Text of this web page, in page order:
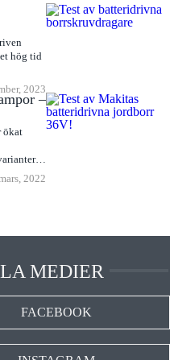
hög tid
2023
–
ökat
i
2022
MEDIER
FACEBOOK